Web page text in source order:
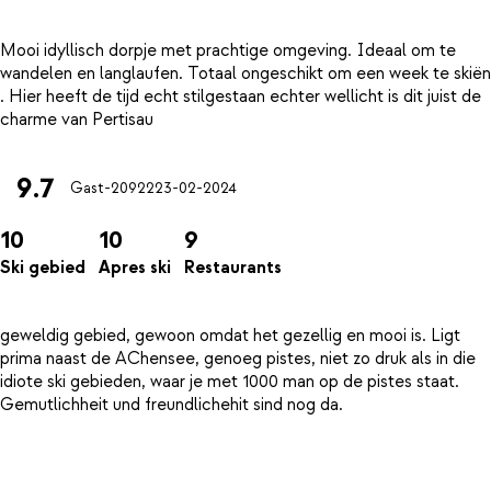
Mooi idyllisch dorpje met prachtige omgeving. Ideaal om te
wandelen en langlaufen. Totaal ongeschikt om een week te skiën
. Hier heeft de tijd echt stilgestaan echter wellicht is dit juist de
9.7 Gast-2092223-02-2024
10
Ski gebied
10
Apres ski
9
Restaurants
geweldig gebied, gewoon omdat het gezellig en mooi is. Ligt
prima naast de AChensee, genoeg pistes, niet zo druk als in die
idiote ski gebieden, waar je met 1000 man op de pistes staat.
Gemutlichheit und freundlichehit sind nog da.